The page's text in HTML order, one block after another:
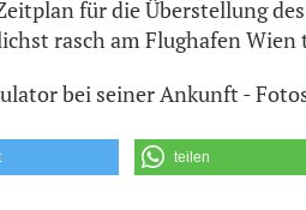
für die Überstellung
rasch am Flughafen
bei seiner Ankunft -
teilen